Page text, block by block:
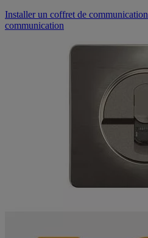
Installer un coffret de communication
communication